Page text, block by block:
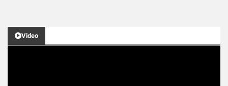
Video